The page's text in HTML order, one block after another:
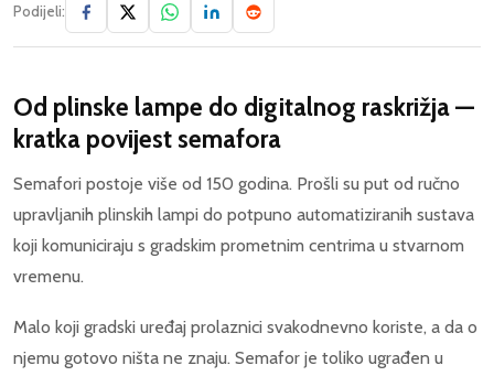
Podijeli:
Od plinske lampe do digitalnog raskrižja —
kratka povijest semafora
Semafori postoje više od 150 godina. Prošli su put od ručno
upravljanih plinskih lampi do potpuno automatiziranih sustava
koji komuniciraju s gradskim prometnim centrima u stvarnom
vremenu.
Malo koji gradski uređaj prolaznici svakodnevno koriste, a da o
njemu gotovo ništa ne znaju. Semafor je toliko ugrađen u